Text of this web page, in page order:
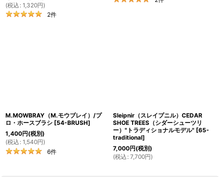
(税込 : 1,320円)
2件
M.MOWBRAY（M.モウブレイ）/プ
ロ・ホースブラシ [54-BRUSH]
1,400円(税別)
(税込 : 1,540円)
6件
Sleipnir（スレイプニル）CEDAR
SHOE TREES（シダーシューツリ
ー）"トラディショナルモデル" [65-
traditional]
7,000円(税別)
(税込 : 7,700円)